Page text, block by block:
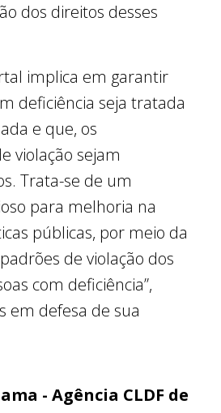
dos direitos desses
implica em garantir
deficiência seja tratada
e que, os
violação sejam
Trata-se de um
para melhoria na
públicas, por meio da
de violação dos
com deficiência”,
em defesa de sua
- Agência CLDF de